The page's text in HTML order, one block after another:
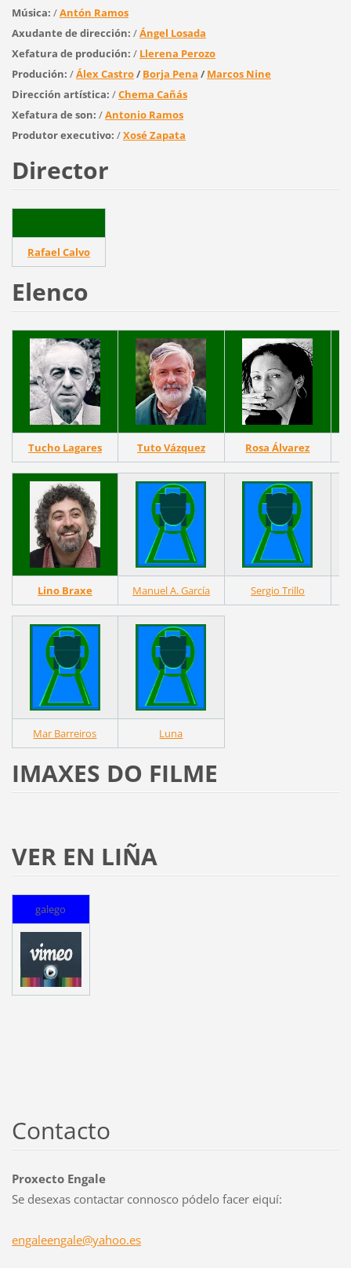
Música: /Antón Ramos
Axudante de dirección: /Ángel Losada
Xefatura de produción: / Llerena Perozo
Produción: /Álex Castro/ Borja Pena / Marcos Nine
Dirección artística: /Chema Cañás
Xefatura de son: /Antonio Ramos
Produtor executivo: /Xosé Zapata
Director
Rafael Calvo
Elenco
Tucho Lagares Tuto Vázquez Rosa Álvarez
Lino Braxe Manuel A. García Sergio Trillo
Mar Barreiros Luna
IMAXES DO FILME
VER EN LIÑA
galego
Contacto
Proxecto Engale
Se desexas contactar connosco pódelo facer eiquí:
engaleengale@yahoo.es